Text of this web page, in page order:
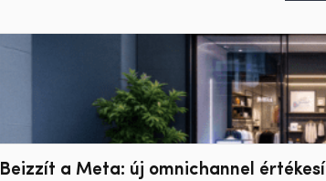
Beizzít a Meta: új omnichannel